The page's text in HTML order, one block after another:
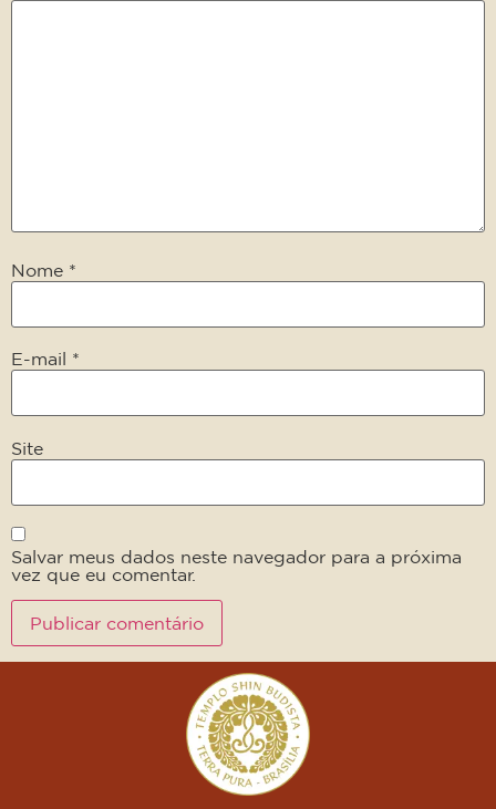
Nome *
E-mail *
Site
Salvar meus dados neste navegador para a próxima
vez que eu comentar.